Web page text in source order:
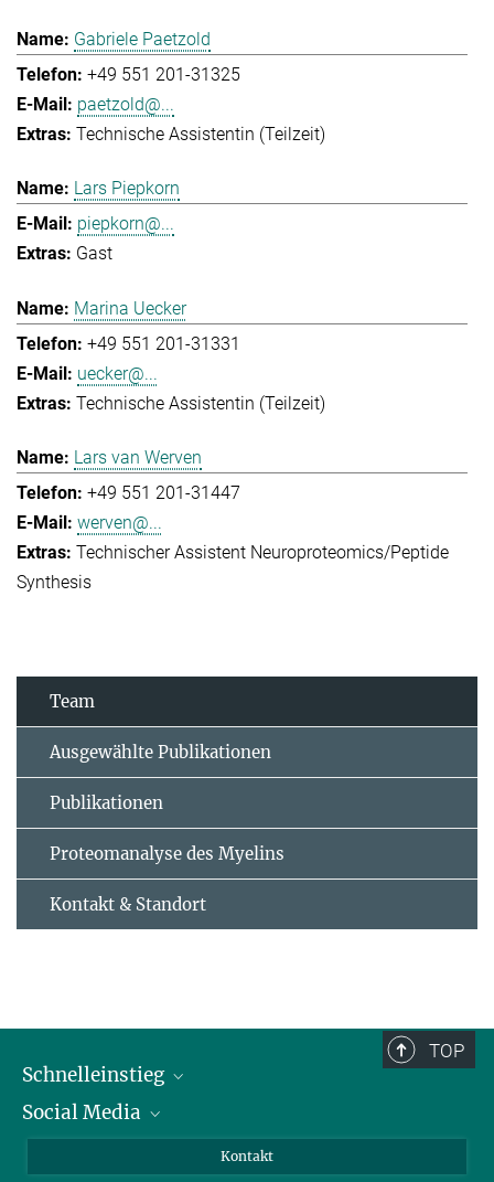
Gabriele Paetzold
+49 551 201-31325
paetzold@...
Technische Assistentin (Teilzeit)
Lars Piepkorn
piepkorn@...
Gast
Marina Uecker
+49 551 201-31331
uecker@...
Technische Assistentin (Teilzeit)
Lars van Werven
+49 551 201-31447
werven@...
Technischer Assistent Neuroproteomics/Peptide
Synthesis
Team
Ausgewählte Publikationen
Publikationen
Proteomanalyse des Myelins
Kontakt & Standort
TOP
Schnelleinstieg
Alumni
Social Media
Kontakt